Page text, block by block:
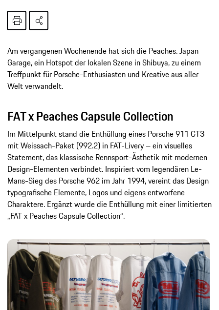
Am vergangenen Wochenende hat sich die Peaches. Japan
Garage, ein Hotspot der lokalen Szene in Shibuya, zu einem
Treffpunkt für Porsche-Enthusiasten und Kreative aus aller
Welt verwandelt.
FAT x Peaches Capsule Collection
Im Mittelpunkt stand die Enthüllung eines Porsche 911 GT3
mit Weissach-Paket (992.2) in FAT-Livery – ein visuelles
Statement, das klassische Rennsport-Ästhetik mit modernen
Design-Elementen verbindet. Inspiriert vom legendären Le-
Mans-Sieg des Porsche 962 im Jahr 1994, vereint das Design
typografische Elemente, Logos und eigens entworfene
Charaktere. Ergänzt wurde die Enthüllung mit einer limitierten
„FAT x Peaches Capsule Collection“.